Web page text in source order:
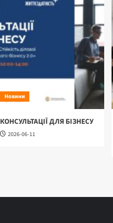
Новини
КОНСУЛЬТАЦІЇ ДЛЯ БІЗНЕСУ
2026-06-11